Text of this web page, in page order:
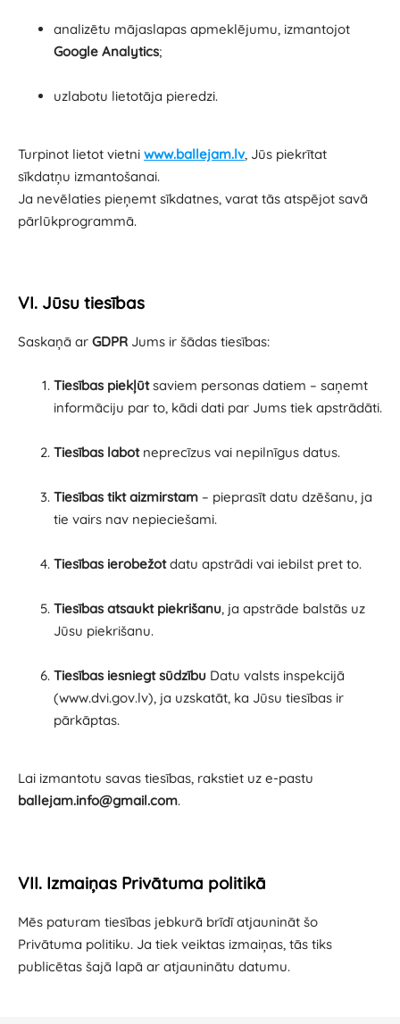
analizētu mājaslapas apmeklējumu, izmantojot
Google Analytics;
uzlabotu lietotāja pieredzi.
Turpinot lietot vietni www.ballejam.lv, Jūs piekrītat
sīkdatņu izmantošanai.
Ja nevēlaties pieņemt sīkdatnes, varat tās atspējot savā
pārlūkprogrammā.
VI. Jūsu tiesības
Saskaņā ar GDPR Jums ir šādas tiesības:
Tiesības piekļūtsaviem personas datiem – saņemt
informāciju par to, kādi dati par Jums tiek apstrādāti.
Tiesības labotneprecīzus vai nepilnīgus datus.
Tiesības tikt aizmirstam – pieprasīt datu dzēšanu, ja
tie vairs nav nepieciešami.
Tiesības ierobežotdatu apstrādi vai iebilst pret to.
Tiesības atsaukt piekrišanu, ja apstrāde balstās uz
Jūsu piekrišanu.
Tiesības iesniegt sūdzību Datu valsts inspekcijā
(www.dvi.gov.lv), ja uzskatāt, ka Jūsu tiesības ir
pārkāptas.
Lai izmantotu savas tiesības, rakstiet uz e-pastu
ballejam.info@gmail.com.
VII. Izmaiņas Privātuma politikā
Mēs paturam tiesības jebkurā brīdī atjaunināt šo
Privātuma politiku. Ja tiek veiktas izmaiņas, tās tiks
publicētas šajā lapā ar atjauninātu datumu.